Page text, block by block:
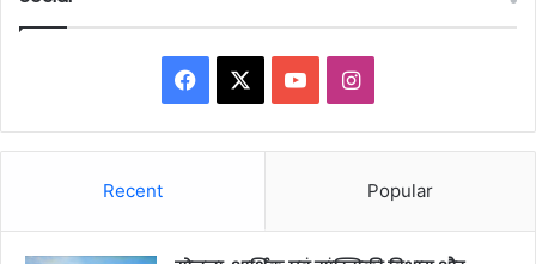
Facebook YouTubeInstagram
Recent Popular